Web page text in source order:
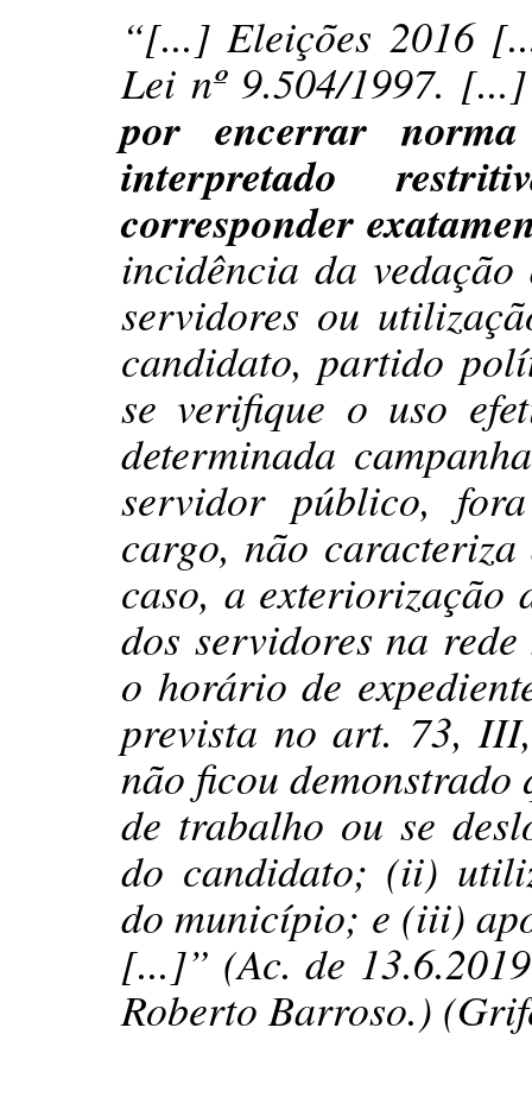
“[...] Eleições 2016
Lei nº 9.504/1997.
por encerrar
interpretado
corresponder
incidência da
servidores ou
candidato, partido
se verifique o uso
determinada
servidor público,
cargo, não
caso, a exteriorização
dos servidores na
o horário de
prevista no art. 73,
não ficou
de trabalho ou se
do candidato; (ii)
do município; e (iii)
[...]” (Ac. de
Roberto Barroso.)